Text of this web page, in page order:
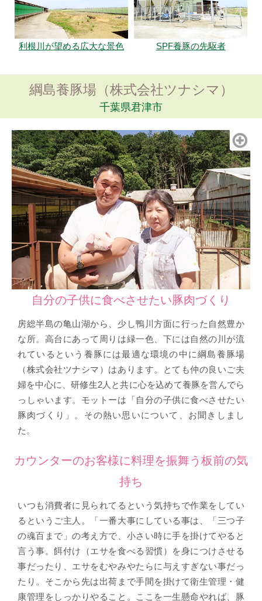
利根川が望める広大な景色 SPF養豚の先駆者
綱島養豚場（株式会社ツナシマ）
千葉県君津市
自分の子供に食べさせたい豚肉づくり
房総半島の亀山湖から、少し鴨川方面に行った自然豊か
な所。高台にあって周りは緑一色、下には自然の川が流
れているという養豚には最適な環境の中に綱島養豚場
（株式会社ツナシマ）はあります。とても仲の良いご夫
婦を中心に、研修生2人と共に心を込めて養豚を営んでら
っしゃいます。モットーは「自分の子供に食べさせたい
豚肉づくり」。その熱い思いについて、お聞きしまし
た。
カウンターのお客様に料理を振舞う板前の気
持ち
いつも消費者に見られてるという気持ちで作業をしてい
るというご主人。「一番大事にしている事は、「三つ子
の魂百まで」の考え方で、小さい時に手を掛けてやると
言う事。餌付け（エサを食べる習慣）を身につけさせる
事だったり、エサをむやみやたらに与えすぎない事だっ
たり。そこから先は出荷まで手間を掛けて衛生管理・健
康管理をしっかりやること。ここを一生懸命やれば、豚